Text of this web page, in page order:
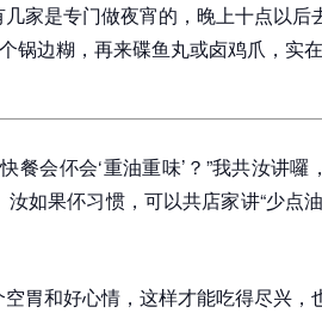
家是专门做夜宵的，晚上十点以后
锅边糊，再来碟鱼丸或卤鸡爪，实
餐会伓会‘重油重味’？”我共汝讲囉
如果伓习惯，可以共店家讲“少点
胃和好心情，这样才能吃得尽兴，